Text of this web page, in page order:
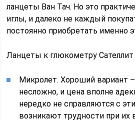
ланцеты Ван Тач. Но это
иглы, и далеко не каждый
постоянно приобретать именно
Ланцеты к глюкометру Сателлит
Микролет. Хороший вариант
несложно, и цена вполне
нередко не справляются с
возникают трудности при их